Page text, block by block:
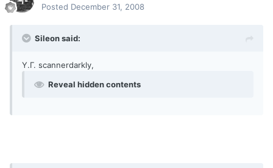
Posted December 31, 2008
Sileon said:
Υ.Γ. scannerdarkly,
Reveal hidden contents